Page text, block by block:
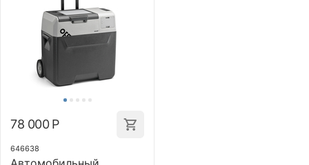
78 000 Р
646638